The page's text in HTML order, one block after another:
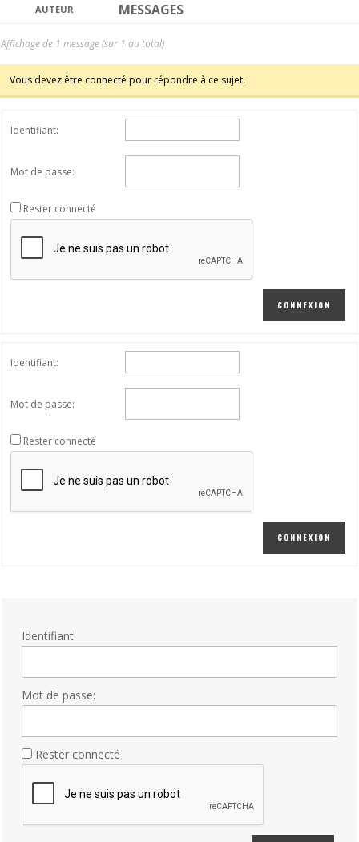
AUTEUR MESSAGES
Affichage de 1 message (sur 1 au total)
Vous devez être connecté pour répondre à ce sujet.
Identifiant:
Mot de passe:
Rester connecté
CONNEXION
Identifiant:
Mot de passe:
Rester connecté
CONNEXION
Identifiant:
Mot de passe:
Rester connecté